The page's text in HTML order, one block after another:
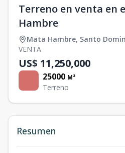
Terreno en venta en
Hambre
Mata Hambre, Santo
VENTA
US$ 11,250,000
25000 M²
Terreno
Resumen